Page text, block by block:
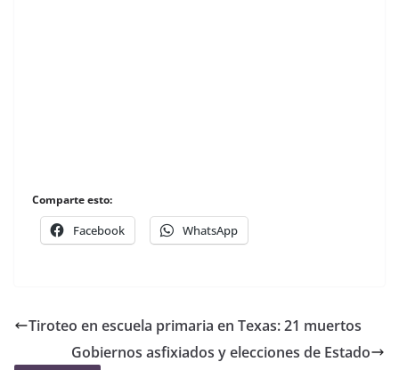
Comparte esto:
Facebook WhatsApp
Tiroteo en escuela primaria en Texas: 21 muertos
Gobiernos asfixiados y elecciones de Estado